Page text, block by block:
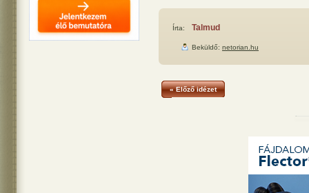
Írta: Talmud
Beküldő: netorian.hu
« Előző idézet